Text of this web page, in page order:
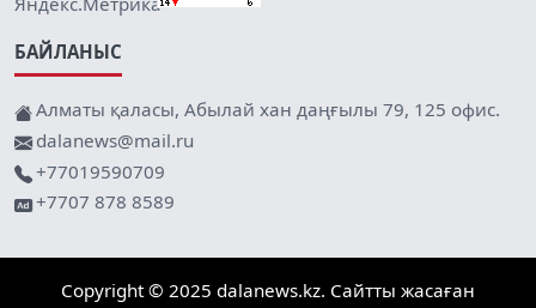
БАЙЛАНЫС
Алматы қаласы, Абылай хан даңғылы 79, 125 офис.
dalanews@mail.ru
+77019590709
+7707 878 8589
Copyright © 2025 dalanews.kz. Сайтты жасаған